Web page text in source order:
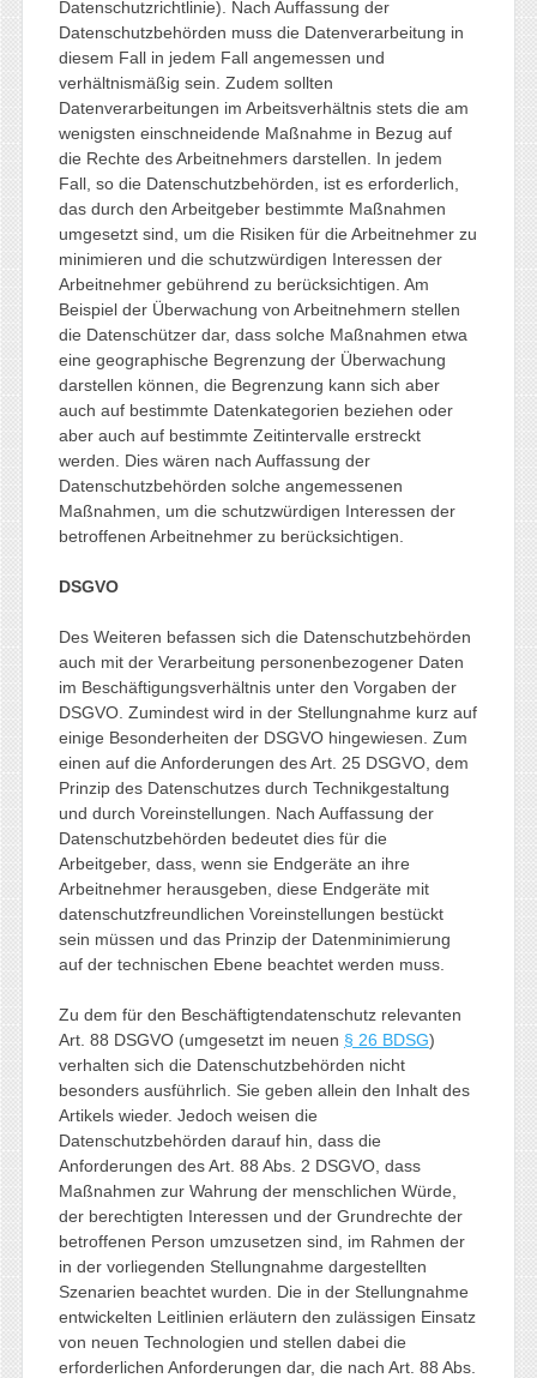
Datenschutzrichtlinie). Nach Auffassung der
Datenschutzbehörden muss die Datenverarbeitung in
diesem Fall in jedem Fall angemessen und
verhältnismäßig sein. Zudem sollten
Datenverarbeitungen im Arbeitsverhältnis stets die am
wenigsten einschneidende Maßnahme in Bezug auf
die Rechte des Arbeitnehmers darstellen. In jedem
Fall, so die Datenschutzbehörden, ist es erforderlich,
das durch den Arbeitgeber bestimmte Maßnahmen
umgesetzt sind, um die Risiken für die Arbeitnehmer zu
minimieren und die schutzwürdigen Interessen der
Arbeitnehmer gebührend zu berücksichtigen. Am
Beispiel der Überwachung von Arbeitnehmern stellen
die Datenschützer dar, dass solche Maßnahmen etwa
eine geographische Begrenzung der Überwachung
darstellen können, die Begrenzung kann sich aber
auch auf bestimmte Datenkategorien beziehen oder
aber auch auf bestimmte Zeitintervalle erstreckt
werden. Dies wären nach Auffassung der
Datenschutzbehörden solche angemessenen
Maßnahmen, um die schutzwürdigen Interessen der
betroffenen Arbeitnehmer zu berücksichtigen.
DSGVO
Des Weiteren befassen sich die Datenschutzbehörden
auch mit der Verarbeitung personenbezogener Daten
im Beschäftigungsverhältnis unter den Vorgaben der
DSGVO. Zumindest wird in der Stellungnahme kurz auf
einige Besonderheiten der DSGVO hingewiesen. Zum
einen auf die Anforderungen des Art. 25 DSGVO, dem
Prinzip des Datenschutzes durch Technikgestaltung
und durch Voreinstellungen. Nach Auffassung der
Datenschutzbehörden bedeutet dies für die
Arbeitgeber, dass, wenn sie Endgeräte an ihre
Arbeitnehmer herausgeben, diese Endgeräte mit
datenschutzfreundlichen Voreinstellungen bestückt
sein müssen und das Prinzip der Datenminimierung
auf der technischen Ebene beachtet werden muss.
Zu dem für den Beschäftigtendatenschutz relevanten
Art. 88 DSGVO (umgesetzt im neuen § 26 BDSG)
verhalten sich die Datenschutzbehörden nicht
besonders ausführlich. Sie geben allein den Inhalt des
Artikels wieder. Jedoch weisen die
Datenschutzbehörden darauf hin, dass die
Anforderungen des Art. 88 Abs. 2 DSGVO, dass
Maßnahmen zur Wahrung der menschlichen Würde,
der berechtigten Interessen und der Grundrechte der
betroffenen Person umzusetzen sind, im Rahmen der
in der vorliegenden Stellungnahme dargestellten
Szenarien beachtet wurden. Die in der Stellungnahme
entwickelten Leitlinien erläutern den zulässigen Einsatz
von neuen Technologien und stellen dabei die
erforderlichen Anforderungen dar, die nach Art. 88 Abs.